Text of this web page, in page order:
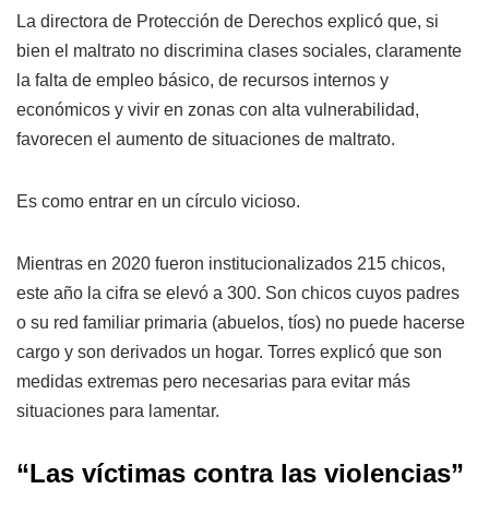
La directora de Protección de Derechos explicó que, si
bien el maltrato no discrimina clases sociales, claramente
la falta de empleo básico, de recursos internos y
económicos y vivir en zonas con alta vulnerabilidad,
favorecen el aumento de situaciones de maltrato.
Es como entrar en un círculo vicioso.
Mientras en 2020 fueron institucionalizados 215 chicos,
este año la cifra se elevó a 300. Son chicos cuyos padres
o su red familiar primaria (abuelos, tíos) no puede hacerse
cargo y son derivados un hogar. Torres explicó que son
medidas extremas pero necesarias para evitar más
situaciones para lamentar.
“Las víctimas contra las violencias”